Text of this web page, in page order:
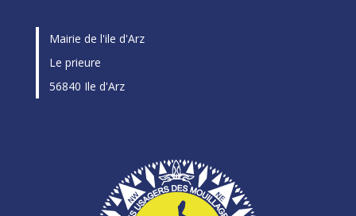
Mairie de l'ile d'Arz
Le prieure
56840 Ile d'Arz